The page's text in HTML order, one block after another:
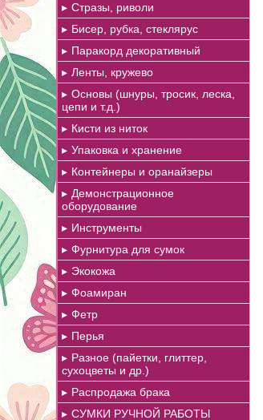
Стразы, риволи
Бисер, рубка, стеклярус
Паракорд декоративный
Ленты, кружево
Основы (шнуры, тросик, леска,
цепи и т.д.)
Кисти из ниток
Упаковка и хранение
Контейнеры и оранайзеры
Демонстрационное
оборудование
Инструменты
Фурнитура для сумок
Экокожа
Фоамиран
Фетр
Перья
Разное (пайетки, глиттер,
сухоцветы и др.)
Распродажа брака
СУМКИ РУЧНОЙ РАБОТЫ